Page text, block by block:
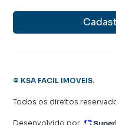
© KSA FACIL IMOVEIS.
Todos os direitos
Desenvolvido por